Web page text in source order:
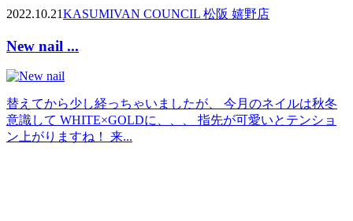
2022.10.21KASUMIVAN COUNCIL 松阪 嬉野店
New nail ...
替えてから少し経っちゃいましたが、 今月のネイルは秋冬
意識して WHITE×GOLDに、、、 指先が可愛いとテンショ
ン上がりますね！ 来...